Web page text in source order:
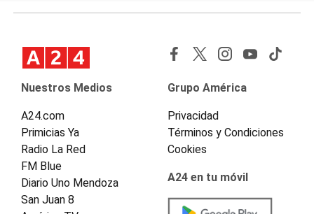
Nuestros Medios
A24.com
Primicias Ya
Radio La Red
FM Blue
Diario Uno Mendoza
San Juan 8
Grupo América
Privacidad
Términos y Condiciones
Cookies
A24 en tu móvil